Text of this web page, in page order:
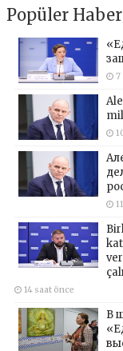
Popüler
7
14 saat önce
В